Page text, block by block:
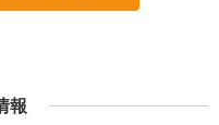
報